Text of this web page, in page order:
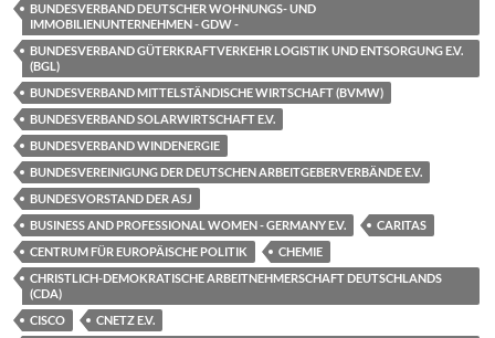
BUNDESVERBAND DEUTSCHER WOHNUNGS- UND
IMMOBILIENUNTERNEHMEN - GDW -
BUNDESVERBAND GÜTERKRAFTVERKEHR LOGISTIK UND ENTSORGUNG E.V.
(BGL)
BUNDESVERBAND MITTELSTÄNDISCHE WIRTSCHAFT (BVMW)
BUNDESVERBAND SOLARWIRTSCHAFT E.V.
BUNDESVERBAND WINDENERGIE
BUNDESVEREINIGUNG DER DEUTSCHEN ARBEITGEBERVERBÄNDE E.V.
BUNDESVORSTAND DER ASJ
BUSINESS AND PROFESSIONAL WOMEN - GERMANY E.V.
CARITAS
CENTRUM FÜR EUROPÄISCHE POLITIK
CHEMIE
CHRISTLICH-DEMOKRATISCHE ARBEITNEHMERSCHAFT DEUTSCHLANDS
(CDA)
CISCO
CNETZ E.V.